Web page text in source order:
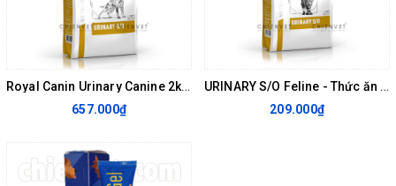
Royal Canin Urinary Canine 2kg -Thức ăn cho chó bị bệnh sỏi bàng quang
657.000₫
URINARY S/O Feline - Thức ăn khô hỗ trợ điều trị sỏi bàng quang cho mèo
209.000₫